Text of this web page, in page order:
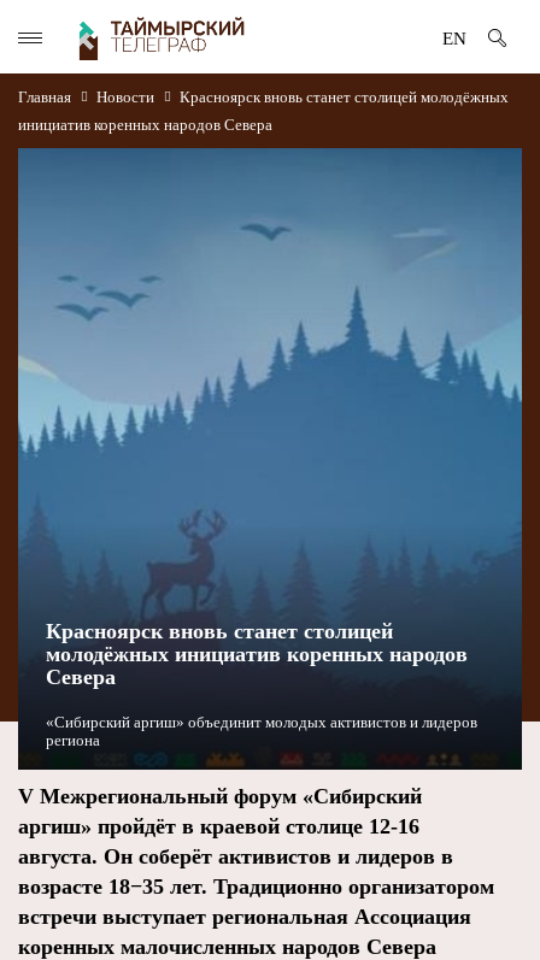
EN
Главная Новости
Красноярск вновь станет столицей молодёжных
инициатив коренных народов Севера
Красноярск вновь станет столицей
молодёжных инициатив коренных народов
Севера
«Сибирский аргиш» объединит молодых активистов и лидеров
региона
V Межрегиональный форум «Сибирский
аргиш» пройдёт в краевой столице 12-16
августа. Он соберёт активистов и лидеров в
возрасте 18−35 лет. Традиционно организатором
встречи выступает региональная Ассоциация
коренных малочисленных народов Севера